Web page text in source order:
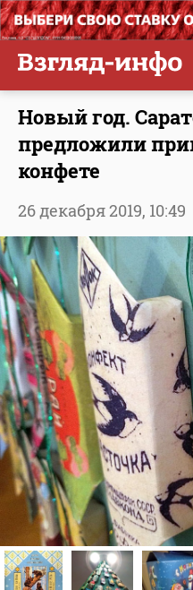
Новый год.
предложили
конфете
26 декабря 2019, 10:49